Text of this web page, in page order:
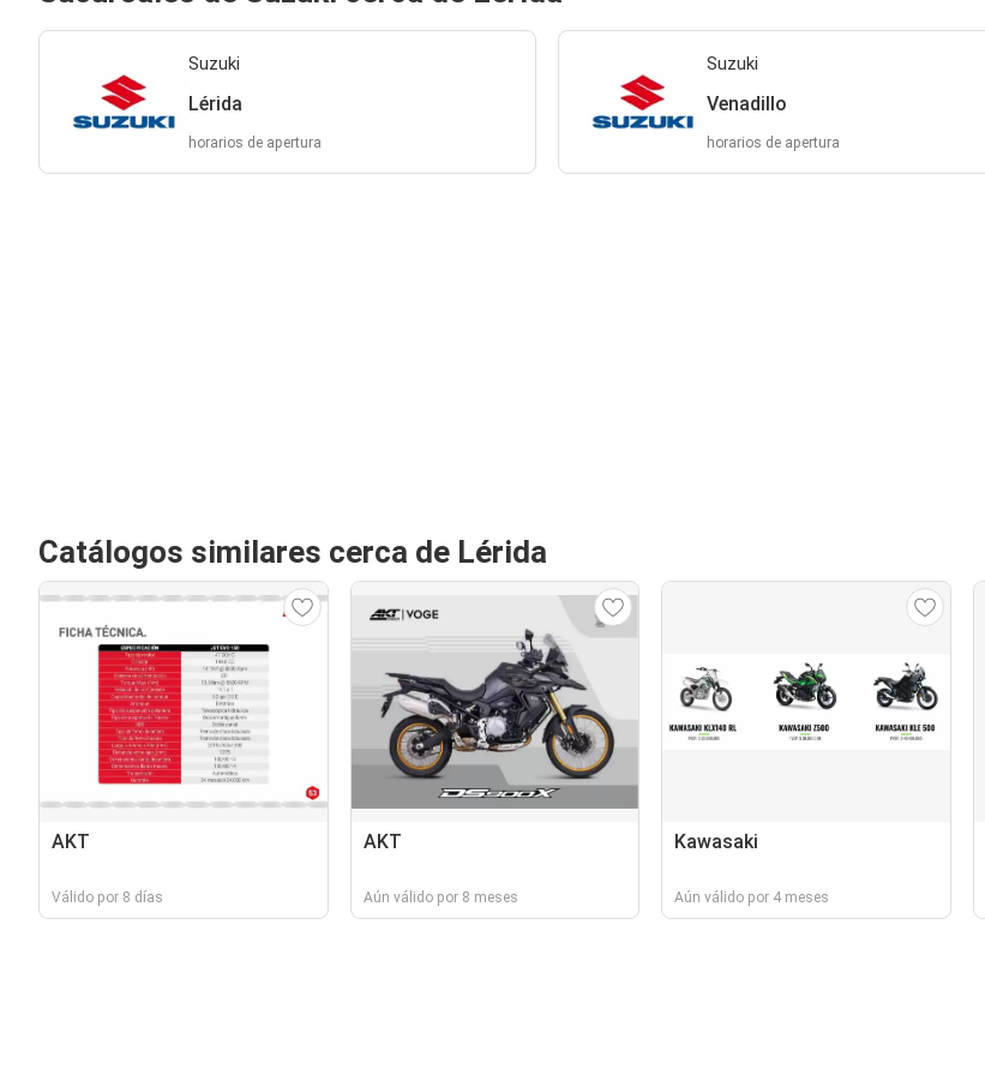
Suzuki
Lérida
horarios de apertura
Suzuki
Venadillo
horarios de apertura
Catálogos similares cerca de Lérida
AKT
Válido por 8 días
AKT
Aún válido por 8 meses
Kawasaki
Aún válido por 4 meses